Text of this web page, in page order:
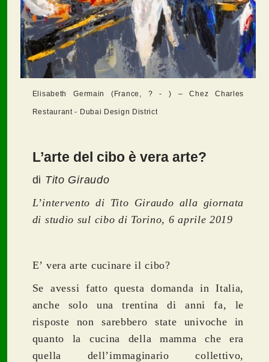
Elisabeth Germain (France, ? - ) – Chez Charles
Restaurant - Dubai Design District
L’arte del cibo è vera arte?
di Tito Giraudo
L’intervento di Tito Giraudo alla giornata
di studio sul cibo di Torino, 6 aprile 2019
E’ vera arte cucinare il cibo?
Se avessi fatto questa domanda in Italia,
anche solo una trentina di anni fa, le
risposte non sarebbero state univoche in
quanto la cucina della mamma che era
quella dell’immaginario collettivo,